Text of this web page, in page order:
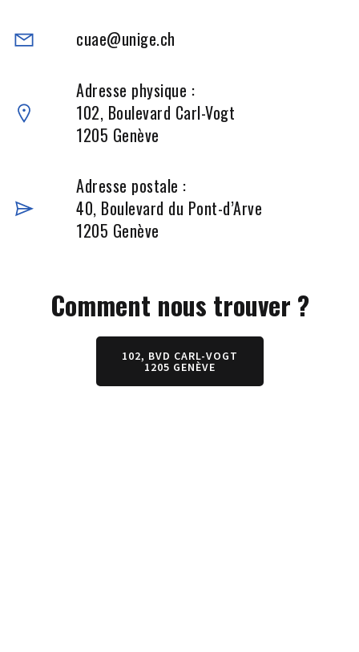
cuae@unige.ch
Adresse physique :
102, Boulevard Carl-Vogt
1205 Genève
Adresse postale :
40, Boulevard du Pont-d’Arve
1205 Genève
Comment nous trouver ?
102, BVD CARL-VOGT
1205 GENÈVE